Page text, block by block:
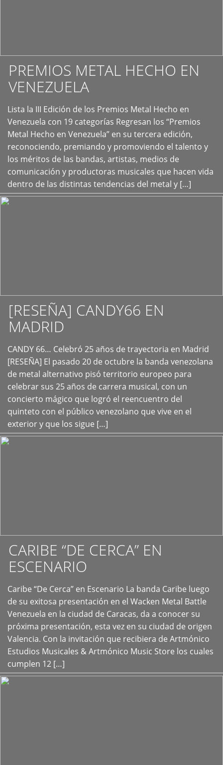
PREMIOS METAL HECHO EN
VENEZUELA
Lista la III Edición de los Premios Metal Hecho en
Venezuela con 19 categorías Regresan los “Premios
Metal Hecho en Venezuela” en su tercera edición,
reconociendo, premiando y promoviendo el talento y
los méritos de las bandas, artistas, medios de
comunicación y productoras musicales que hacen vida
dentro de las distintas tendencias del metal y […]
+
[RESEÑA] CANDY66 EN
MADRID
CANDY 66… Celebró 25 años de trayectoria en Madrid
[RESEÑA] El pasado 20 de octubre la banda venezolana
de metal alternativo pisó territorio europeo para
celebrar sus 25 años de carrera musical, con un
concierto mágico que logró el reencuentro del
quinteto con el público venezolano que vive en el
exterior y que los sigue […]
+
CARIBE “DE CERCA” EN
ESCENARIO
Caribe “De Cerca” en Escenario La banda Caribe luego
de su exitosa presentación en el Wacken Metal Battle
Venezuela en la ciudad de Caracas, da a conocer su
próxima presentación, esta vez en su ciudad de origen
Valencia. Con la invitación que recibiera de Artmónico
Estudios Musicales & Artmónico Music Store los cuales
cumplen 12 […]
+